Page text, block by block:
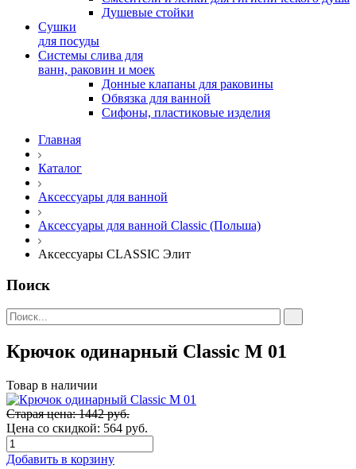
Душевые стойки
Сушки
для посуды
Системы слива для
ванн, раковин и моек
Донные клапаны для раковины
Обвязка для ванной
Сифоны, пластиковые изделия
Главная
Каталог
Аксессуары для ванной
Аксессуары для ванной Classic (Польша)
Аксессуары CLASSIC Элит
Поиск
Крючок одинарный Classic М 01
Товар в наличии
Старая цена: 1442 руб.
Цена со скидкой: 564 руб.
Добавить в корзину